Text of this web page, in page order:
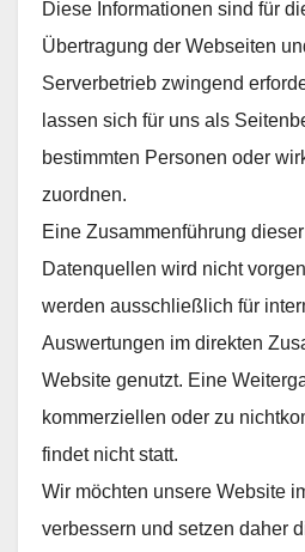
Diese Informationen sind für
Übertragung der Webseiten
Serverbetrieb zwingend
lassen sich für uns als
bestimmten Personen oder
zuordnen.
Eine Zusammenführung
Datenquellen wird nicht
werden ausschließlich für
Auswertungen im direkten
Website genutzt. Eine
kommerziellen oder zu
findet nicht statt.
Wir möchten unsere Website
verbessern und setzen daher